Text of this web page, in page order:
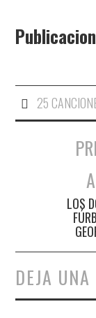
25
LOS
DEJA UNA